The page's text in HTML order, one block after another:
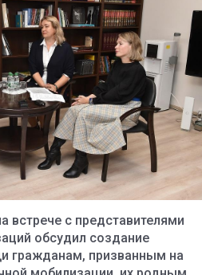
встрече с представителями
обсудил создание
гражданам, призванным на